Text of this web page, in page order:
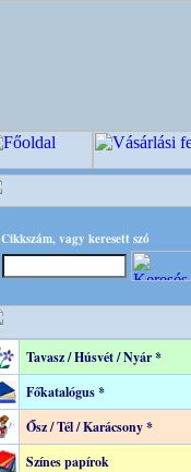
Cikkszám, vagy keresett szó
Tavasz / Húsvét / Nyár *
Főkatalógus *
Ősz / Tél / Karácsony *
Színes papírok